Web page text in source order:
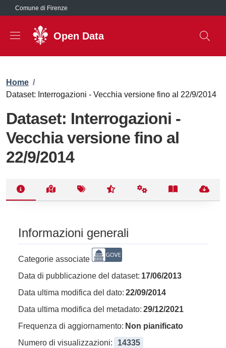
Salta al contenuto principale
Comune di Firenze
Open Data
Briciole di pane
Home /
Dataset: Interrogazioni - Vecchia versione fino al 22/9/2014
Dataset: Interrogazioni -
Vecchia versione fino al
22/9/2014
Informazioni generali
Categorie associate
Data di pubblicazione del dataset: 17/06/2013
Data ultima modifica del dato: 22/09/2014
Data ultima modifica del metadato: 29/12/2021
Frequenza di aggiornamento: Non pianificato
Numero di visualizzazioni:
14335